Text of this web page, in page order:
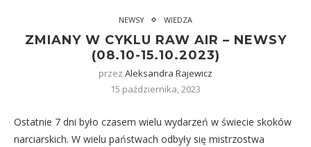
NEWSY WIEDZA
ZMIANY W CYKLU RAW AIR – NEWSY
(08.10-15.10.2023)
przez Aleksandra Rajewicz
15 października, 2023
Ostatnie 7 dni było czasem wielu wydarzeń w świecie skoków
narciarskich. W wielu państwach odbyły się mistrzostwa